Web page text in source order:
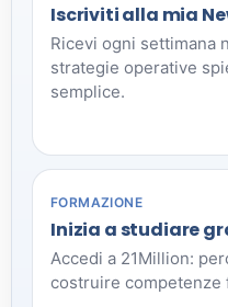
Iscriviti alla mia
Ricevi ogni settimana
strategie operative
semplice.
FORMAZIONE
Inizia a studiare
Accedi a 21Million:
costruire competenze